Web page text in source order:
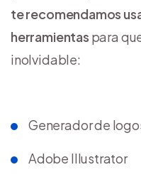
te recomendamos
herramientas para
inolvidable:
Generador de
Adobe Illustrator